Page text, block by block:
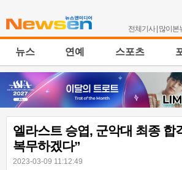
전체기사| 많이본
뉴스 연예 스포츠
엘라스트 승엽, 군악대 최종 합
복무하겠다”
2023-03-09 11:12:49